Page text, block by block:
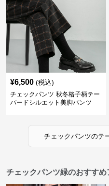
¥6,500 (税込)
チェックパンツ 秋冬格子柄テー
パードシルエット美脚パンツ
チェックパンツのテ
チェックパンツ緑のおすすめ